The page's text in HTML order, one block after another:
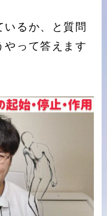
るか、と質問
やって答えます